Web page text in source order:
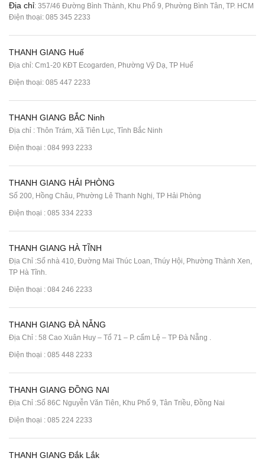
Địa chỉ: 357/46 Đường Bình Thành, Khu Phố 9, Phường Bình Tân, TP. HCM
Điện thoại: 085 345 2233
THANH GIANG Huế
Địa chỉ: Cm1-20 KĐT Ecogarden, Phường Vỹ Dạ, TP Huế
Điện thoại: 085 447 2233
THANH GIANG BẮC Ninh
Địa chỉ : Thôn Trám, Xã Tiên Lục, Tỉnh Bắc Ninh
Điện thoại : 084 993 2233
THANH GIANG HẢI PHÒNG
Số 200, Hồng Châu, Phường Lê Thanh Nghị, TP Hải Phòng
Điện thoại : 085 334 2233
THANH GIANG HÀ TĨNH
Địa Chỉ :Số nhà 410, Đường Mai Thúc Loan, Thúy Hội, Phường Thành Xen,
TP Hà Tĩnh.
Điện thoại : 084 246 2233
THANH GIANG ĐÀ NẴNG
Địa Chỉ : 58 Cao Xuân Huy – Tổ 71 – P. cẩm Lệ – TP Đà Nẵng .
Điện thoại : 085 448 2233
THANH GIANG ĐỒNG NAI
Địa Chỉ :Số 86C Nguyễn Văn Tiên, Khu Phố 9, Tân Triều, Đồng Nai
Điện thoại : 085 224 2233
THANH GIANG Đắk Lắk